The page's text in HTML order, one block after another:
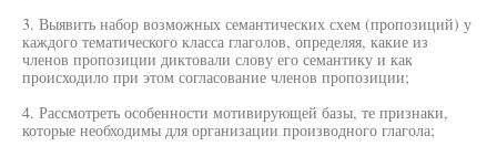
3. Выявить набор возможных семантических схем (пропозиций) у
каждого тематического класса глаголов, определяя, какие из
членов пропозиции диктовали слову его семантику и как
происходило при этом согласование членов пропозиции;
4. Рассмотреть особенности мотивирующей базы, те признаки,
которые необходимы для организации производного глагола;